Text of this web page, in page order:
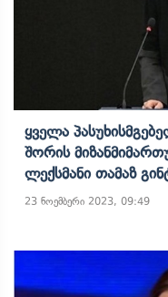
Ყველა
Შორის
Ლექსმანი Თამაზ
23 ნოემბერი 2023, 09:49